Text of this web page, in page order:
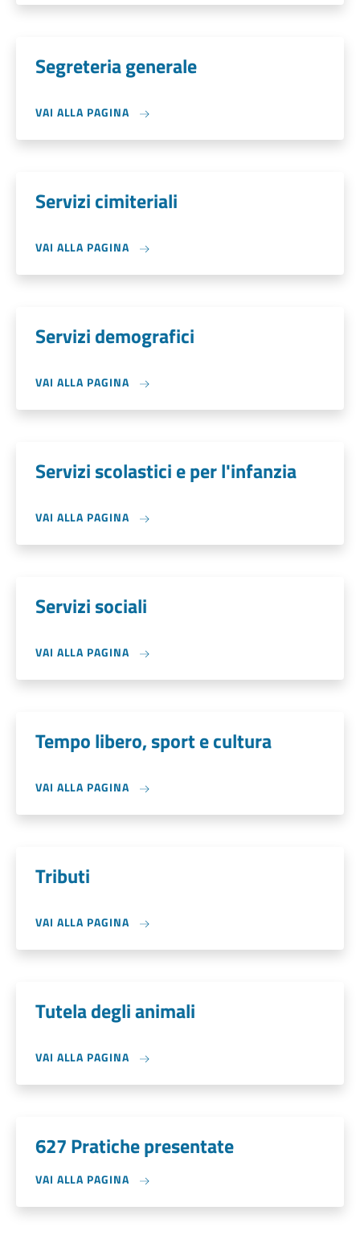
Segreteria generale
VAI ALLA PAGINA
Servizi cimiteriali
VAI ALLA PAGINA
Servizi demografici
VAI ALLA PAGINA
Servizi scolastici e per l'infanzia
VAI ALLA PAGINA
Servizi sociali
VAI ALLA PAGINA
Tempo libero, sport e cultura
VAI ALLA PAGINA
Tributi
VAI ALLA PAGINA
Tutela degli animali
VAI ALLA PAGINA
627 Pratiche presentate
VAI ALLA PAGINA